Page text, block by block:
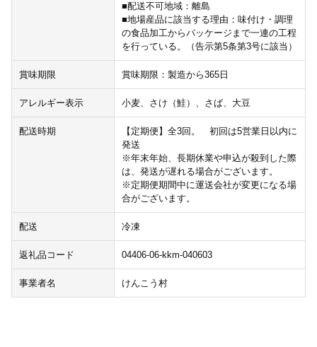
■配送不可地域：離島
■地場産品に該当する理由：味付け・調理
の食品加工からパッケージまで一連の工程
を行っている。（告示第5条第3号に該当）
賞味期限 賞味期限：製造から365日
アレルギー表示 小麦、さけ（鮭）、さば、大豆
配送時期
【定期便】全3回。 初回は5営業日以内に
発送
※年末年始、長期休業や申込が殺到した際
は、発送が遅れる場合がございます。
※定期便期間中に運送会社が変更になる場
合がございます。
配送 冷凍
返礼品コード 04406-06-kkm-040603
事業者名 けんこう村